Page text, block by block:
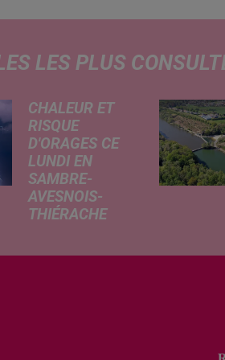
LES PLUS
CHALEUR ET
RISQUE
D'ORAGES CE
LUNDI EN
SAMBRE-
AVESNOIS-
THIÉRACHE